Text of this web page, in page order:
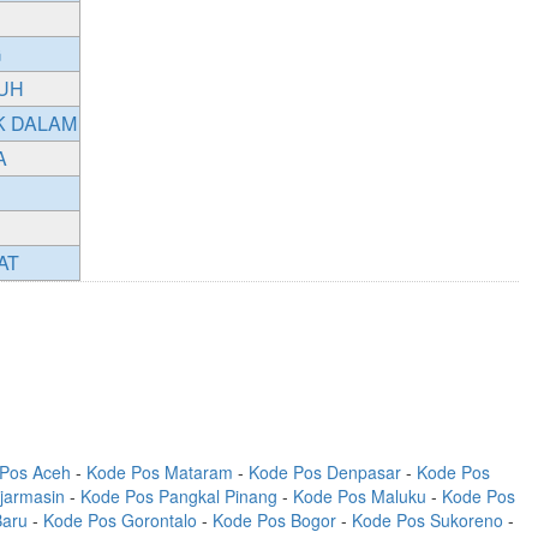
DALAM
Aceh - Kode Pos Mataram - Kode Pos Denpasar - Kode Pos
- Kode Pos Pangkal Pinang - Kode Pos Maluku - Kode Pos
- Kode Pos Gorontalo - Kode Pos Bogor - Kode Pos Sukoreno -